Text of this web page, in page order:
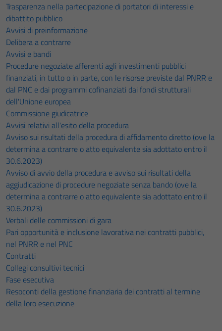
Trasparenza nella partecipazione di portatori di interessi e
dibattito pubblico
Avvisi di preinformazione
Delibera a contrarre
Avvisi e bandi
Procedure negoziate afferenti agli investimenti pubblici
finanziati, in tutto o in parte, con le risorse previste dal PNRR e
dal PNC e dai programmi cofinanziati dai fondi strutturali
dell'Unione europea
Commissione giudicatrice
Avvisi relativi all'esito della procedura
Avviso sui risultati della procedura di affidamento diretto (ove la
determina a contrarre o atto equivalente sia adottato entro il
30.6.2023)
Avviso di avvio della procedura e avviso sui risultati della
aggiudicazione di procedure negoziate senza bando (ove la
determina a contrarre o atto equivalente sia adottato entro il
30.6.2023)
Verbali delle commissioni di gara
Pari opportunità e inclusione lavorativa nei contratti pubblici,
nel PNRR e nel PNC
Contratti
Collegi consultivi tecnici
Fase esecutiva
Resoconti della gestione finanziaria dei contratti al termine
della loro esecuzione